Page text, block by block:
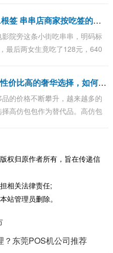
一
个鸡翅11根签 串串店商家按吃签的数量收费
影院旁这条小街吃串串，明码标
最后两女生竟吃了128元，640
高
仿包包：性价比高的奢华选择，如何挑选优质高仿包包？
的价格不断攀升，越来越多的
高仿包包作为替代品。高仿包
权归原作者所有，旨在传递信
相关法律责任;
站管理员删除。
？东莞POS机公司推荐